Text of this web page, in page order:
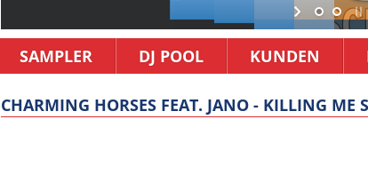
SAMPLER DJ POOL KUNDEN
CHARMING HORSES FEAT. JANO - KILLING ME